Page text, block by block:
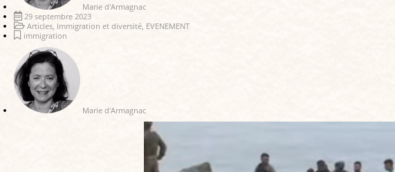
Marie d'Armagnac
29 septembre 2023
Articles Immigration et diversité EVENEMENT
immigration
Marie d'Armagnac